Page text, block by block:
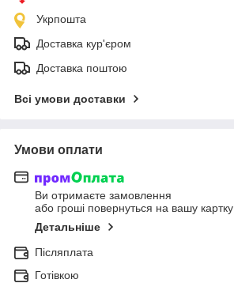
Укрпошта
Доставка кур'єром
Доставка поштою
Всі умови доставки
Умови оплати
Ви отримаєте замовлення
або гроші повернуться на вашу картку
Детальніше
Післяплата
Готівкою